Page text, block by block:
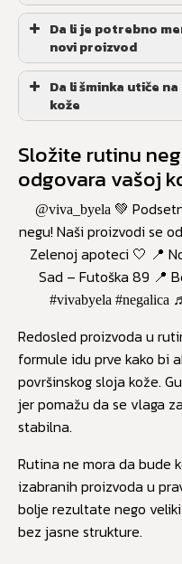
Da li je potrebno
novi proizvod
Da li šminka utiče
kože
Složite rutinu
odgovara vašoj
@viva_byela 💚
negu! Naši proizvodi se
Zelenoj apoteci 🤍 📍
Sad – Futoška 89 📍
#vivabyela #negalica
Redosled proizvoda u
formule idu prve kako bi
površinskog sloja kože.
jer pomažu da se vlaga
stabilna.
Rutina ne mora da bude
izabranih proizvoda u
bolje rezultate nego
bez jasne strukture.